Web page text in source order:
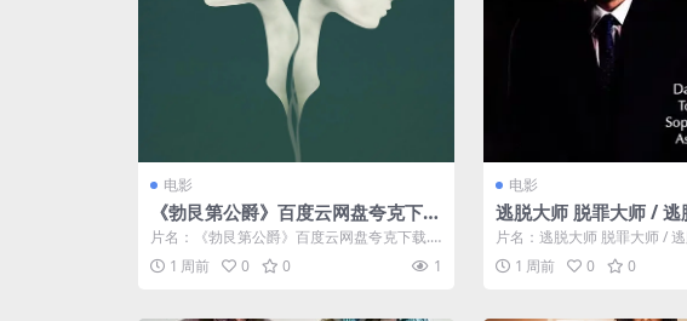
电影
《勃艮第公爵》百度云网盘夸克下
载.阿里云盘.中字.(2014)
片名：《勃艮第公爵》百度云网盘夸克下载.
阿里云盘.中字.(2014) 分类：电影...
1 周前 0 0 1
电影
逃脱大师 脱罪大师 / 逃
片名：逃脱大师 脱罪大师 /
电影 详情介绍 《逃脱大师》免
1 周前 0 0